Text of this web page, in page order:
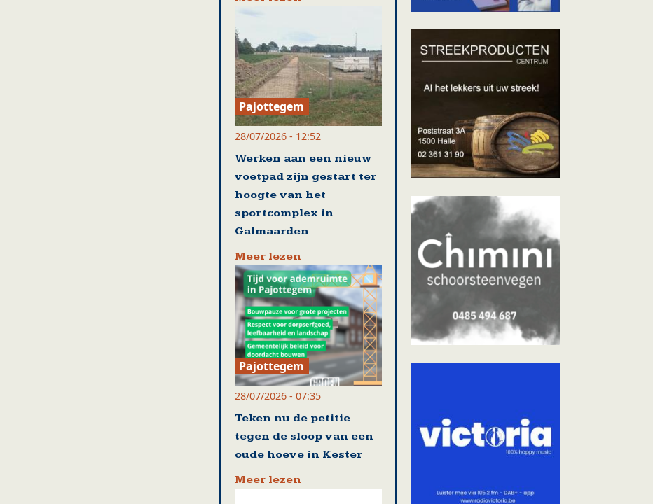
Pajottegem
28/07/2026 - 12:52
Werken aan een nieuw
voetpad zijn gestart ter
hoogte van het
sportcomplex in
Galmaarden
Meer lezen
Pajottegem
28/07/2026 - 07:35
Teken nu de petitie
tegen de sloop van een
oude hoeve in Kester
Meer lezen